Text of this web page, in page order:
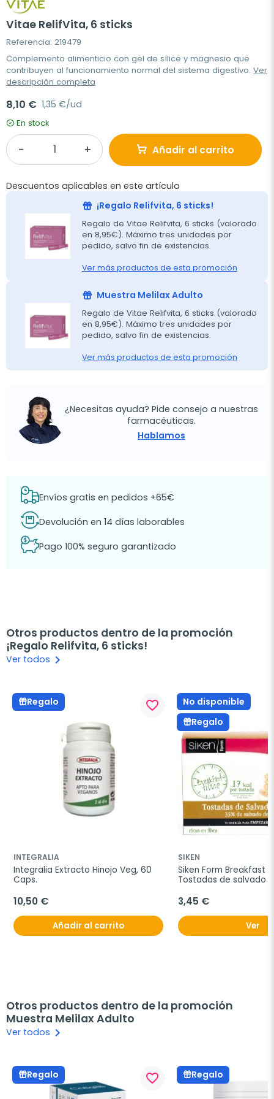
Vitae RelifVita, 6 sticks
Referencia: 219479
Complemento alimenticio con gel de sílice y magnesio que
contribuyen al funcionamiento normal del sistema digestivo. Ver
descripción completa
8,10 € 1,35 €/ud
En stock
Añadir al carrito
Descuentos aplicables en este artículo
¡Regalo Relifvita, 6 sticks!
Regalo de Vitae Relifvita, 6 sticks (valorado
en 8,95€). Máximo tres unidades por
pedido, salvo fin de existencias.
Ver más productos de esta promoción
Muestra Melilax Adulto
Regalo de Vitae Relifvita, 6 sticks (valorado
en 8,95€). Máximo tres unidades por
pedido, salvo fin de existencias.
Ver más productos de esta promoción
¿Necesitas ayuda? Pide consejo a nuestras
farmacéuticas.
Hablamos
Envíos gratis en pedidos +65€
Devolución en 14 días laborables
Pago 100% seguro garantizado
Otros productos dentro de la promoción
¡Regalo Relifvita, 6 sticks!
Ver todos keyboard_arrow_right
Regalo favorite_border
INTEGRALIA
Integralia Extracto Hinojo Veg, 60
Caps.
10,50 €
Añadir al carrito
No disponible
Regalo
SIKEN
Siken Form Breakfast
Tostadas de salvado
3,45 €
Ver
Otros productos dentro de la promoción
Muestra Melilax Adulto
Ver todos keyboard_arrow_right
Regalo favorite_border Regalo